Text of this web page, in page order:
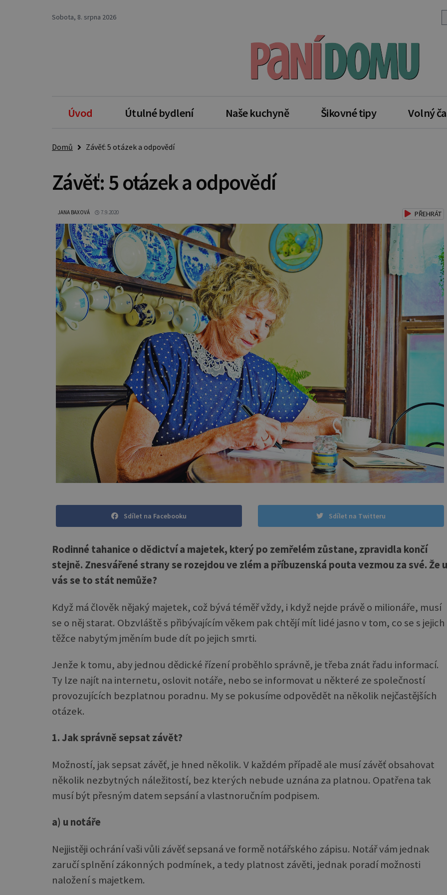
Sobota, 8. srpna 2026
Úvod Útulné bydlení Naše kuchyně Šikovné tipy Volný
Domů Závěť: 5 otázek a odpovědí
Závěť: 5 otázek a odpovědí
JANA BAXOVÁ 7.9.2020 PŘEHRÁT
Sdílet na Facebooku Sdílet na Twitteru
Rodinné tahanice o dědictví a majetek, který po zemřelém zůstane, zpravidla končí
stejně. Znesvářené strany se rozejdou ve zlém a příbuzenská pouta vezmou za své. Že u
vás se to stát nemůže?
Když má člověk nějaký majetek, což bývá téměř vždy, i když nejde právě o milionáře, musí
se o něj starat. Obzvláště s přibývajícím věkem pak chtějí mít lidé jasno v tom, co se s jejich
těžce nabytým jměním bude dít po jejich smrti.
Jenže k tomu, aby jednou dědické řízení proběhlo správně, je třeba znát řadu informací.
Ty lze najít na internetu, oslovit notáře, nebo se informovat u některé ze společností
provozujících bezplatnou poradnu. My se pokusíme odpovědět na několik nejčastějších
otázek.
1. Jak správně sepsat závět?
Možností, jak sepsat závěť, je hned několik. V každém případě ale musí závěť obsahovat
několik nezbytných náležitostí, bez kterých nebude uznána za platnou. Opatřena tak
musí být přesným datem sepsání a vlastnoručním podpisem.
a) u notáře
Nejjistěji ochrání vaši vůli závěť sepsaná ve formě notářského zápisu. Notář vám jednak
zaručí splnění zákonných podmínek, a tedy platnost závěti, jednak poradí možnosti
naložení s majetkem.